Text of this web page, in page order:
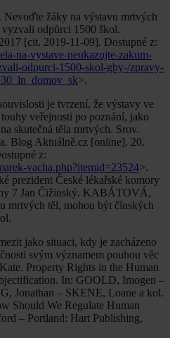
žáky na výstavu mrtvých
odpůrci 1500 škol.
[cit. 2019-11-09]. Dostupné z:
na-vystave-neukazujte-zakum-
odpurci-1500-skol-gby-/zpravy-
>.
je tvrzení, že výstavy ve
veřejnosti po poznání, jako
skutečná těla mrtvých. Srov.
Blog Aktuálně.cz [online]. 20.
z:
vacha.php?itemid=23524>.
prezident České lékařské komory
7 Jan Čižinský. KABÁTOVÁ,
mrtvých těl, mohou být čínských
jako situaci, kdy je zacházeno
svým významem pouhou věc
Property Rights in the Human
In: GOOLD, Imogen –
Jonathan – SKENE, Loane a kol.
Should We Regulate Human
– Portland: Hart Publishing,